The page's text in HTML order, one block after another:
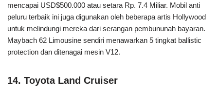
mencapai USD$500.000 atau setara Rp. 7.4 Miliar. Mobil anti
peluru terbaik ini juga digunakan oleh beberapa artis Hollywood
untuk melindungi mereka dari serangan pembununah bayaran.
Maybach 62 Limousine sendiri menawarkan 5 tingkat ballistic
protection dan ditenagai mesin V12.
14. Toyota Land Cruiser